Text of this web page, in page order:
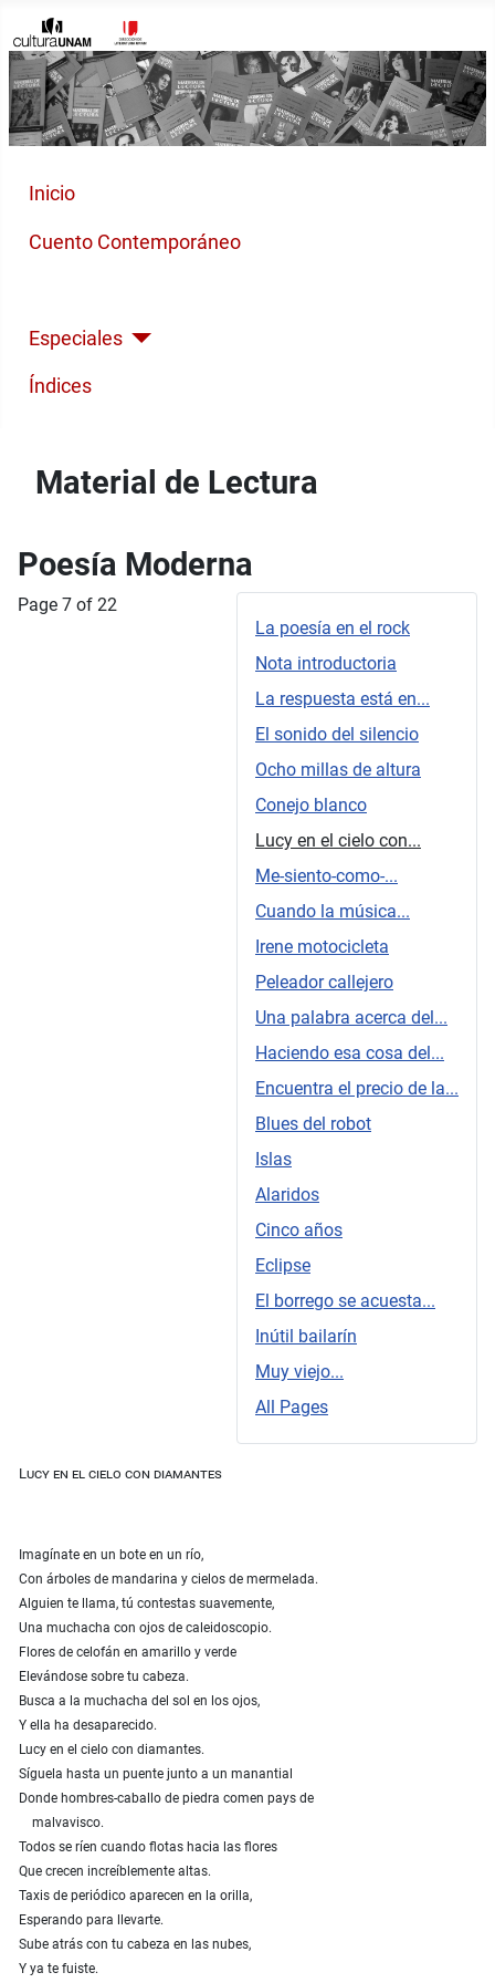
Inicio
Cuento Contemporáneo
Especiales
Índices
Material de Lectura
Poesía Moderna
La poesía en el rock
Nota introductoria
La respuesta está en...
El sonido del silencio
Ocho millas de altura
Conejo blanco
Lucy en el cielo con...
Me-siento-como-...
Cuando la música...
Irene motocicleta
Peleador callejero
Una palabra acerca del...
Haciendo esa cosa del...
Encuentra el precio de la...
Blues del robot
Islas
Alaridos
Cinco años
Eclipse
El borrego se acuesta...
Inútil bailarín
Muy viejo...
All Pages
Page 7 of 22
Lucy en el cielo con diamantes
Imagínate en un bote en un río,
Con árboles de mandarina y cielos de mermelada.
Alguien te llama, tú contestas suavemente,
Una muchacha con ojos de caleidoscopio.
Flores de celofán en amarillo y verde
Elevándose sobre tu cabeza.
Busca a la muchacha del sol en los ojos,
Y ella ha desaparecido.
Lucy en el cielo con diamantes.
Síguela hasta un puente junto a un manantial
Donde hombres-caballo de piedra comen pays de
malvavisco.
Todos se ríen cuando flotas hacia las flores
Que crecen increíblemente altas.
Taxis de periódico aparecen en la orilla,
Esperando para llevarte.
Sube atrás con tu cabeza en las nubes,
Y ya te fuiste.